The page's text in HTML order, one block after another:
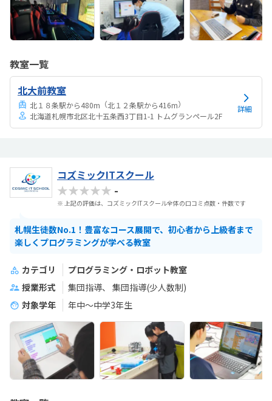
教室一覧
北大前教室
北１８条駅から480m （北１２条駅から416m）
北海道札幌市北区北十五条西3丁目1-1 トムグランペール2F
詳細
コズミックITスクール
★★★★★ -
※ 上記の評価は、コズミックITスクール全体の口コミ点数・件数です
札幌生徒数No.1！豊富なコース展開で、初心者から上級者まで
楽しくプログラミングが学べる教室
カテゴリ
プログラミング・ロボット教室
授業形式
集団指導
集団指導(少人数制)
対象学年
年中～中学3年生